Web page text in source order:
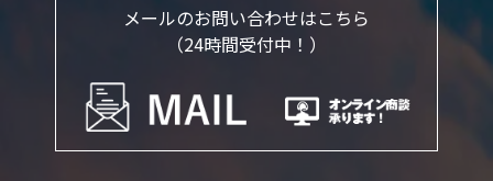
メールのお問い合わせはこちら
（24時間受付中！）